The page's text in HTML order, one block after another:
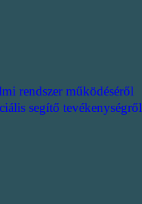
rendszer működéséről
segítő tevékenységről